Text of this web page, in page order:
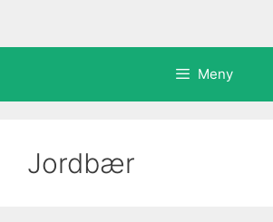
Meny
Jordbær